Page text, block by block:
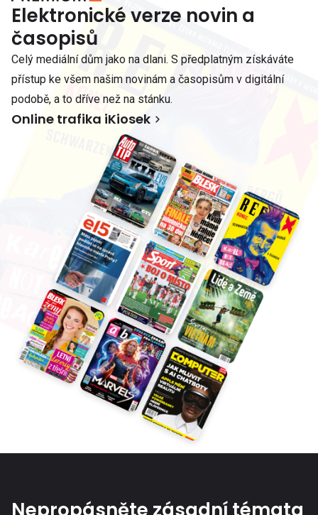
Elektronické verze novin a
časopisů
Celý mediální dům jako na dlani. S předplatným získáváte
přístup ke všem našim novinám a časopisům v digitální
podobě, a to dříve než na stánku.
Online trafika iKiosek